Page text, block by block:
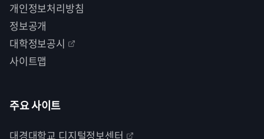
개인정보처리방침
정보공개
대학정보공시
사이트맵
주요 사이트
대경대학교 디지털정보센터